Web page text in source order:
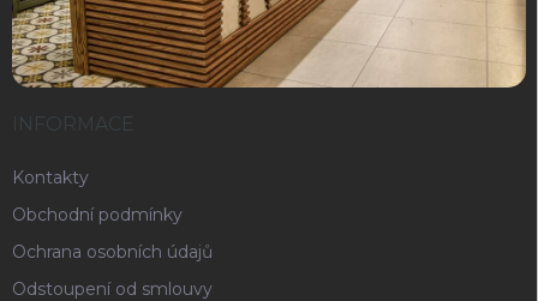
INFORMACE
Kontakty
Obchodní podmínky
Ochrana osobních údajů
Odstoupení od smlouvy